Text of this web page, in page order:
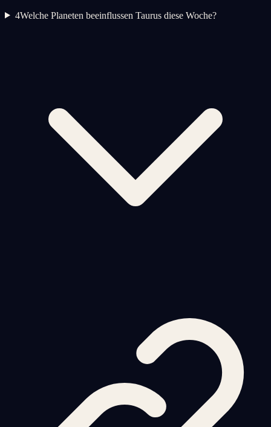
4Welche Planeten beeinflussen Taurus diese Woche?